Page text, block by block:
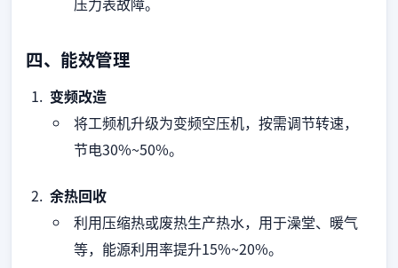
四、能效管理
变频改造
将工频机升级为变频空压机，按需调节转速，
节电30%~50%。
余热回收
利用压缩热或废热生产热水，用于澡堂、暖气
等，能源利用率提升15%~20%。